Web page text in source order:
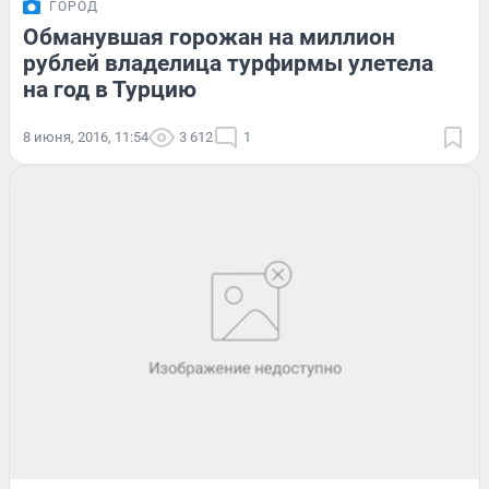
ГОРОД
Обманувшая горожан на миллион
рублей владелица турфирмы улетела
на год в Турцию
8 июня, 2016, 11:54 3 612 1